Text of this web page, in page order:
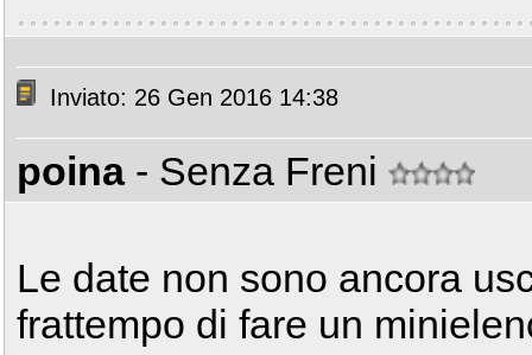
Inviato: 26 Gen 2016 14:38
poina - Senza Freni
Le date non sono ancora
frattempo di fare un